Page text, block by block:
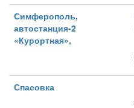
Симферополь,
автостанция-2
«Курортная»,
Спасовка